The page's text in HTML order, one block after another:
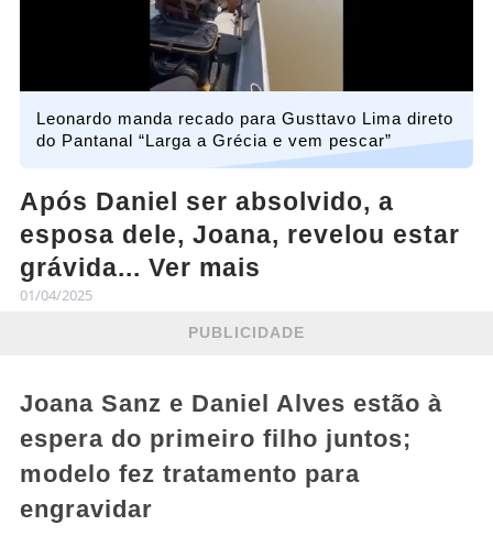
Leonardo manda recado para Gusttavo Lima direto
do Pantanal “Larga a Grécia e vem pescar”
Após Daniel ser absolvido, a
esposa dele, Joana, revelou estar
grávida... Ver mais
01/04/2025
PUBLICIDADE
Joana Sanz e Daniel Alves estão à
espera do primeiro filho juntos;
modelo fez tratamento para
engravidar